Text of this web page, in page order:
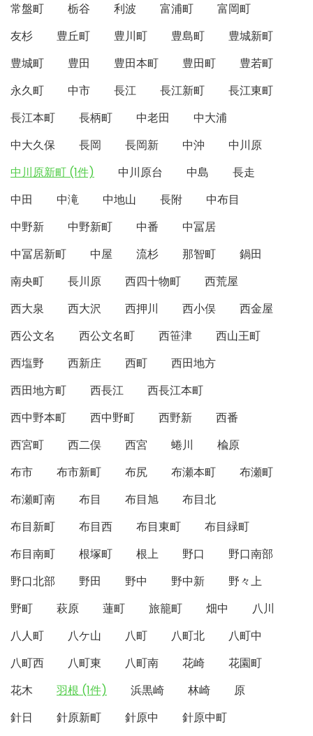
常盤町
栃谷 利波 富浦町
富岡町
友杉
豊丘町 豊川町 豊島町
豊城新町
豊城町
豊田 豊田本町 豊田町
豊若町
永久町
中市 長江 長江新町
長江東町
長江本町
長柄町 中老田
中大浦
中大久保
長岡 長岡新 中沖
中川原
中川原新町 (1件)
中川原台 中島
長走
中田
中滝 中地山 長附
中布目
中野新
中野新町 中番
中冨居
中冨居新町
中屋 流杉 那智町
鍋田
南央町
長川原 西四十物町
西荒屋
西大泉
西大沢 西押川 西小俣
西金屋
西公文名
西公文名町 西笹津
西山王町
西塩野
西新庄 西町
西田地方
西田地方町
西長江
西長江本町
西中野本町
西中野町 西野新
西番
西宮町
西二俣 西宮 蜷川
楡原
布市
布市新町 布尻 布瀬本町
布瀬町
布瀬町南
布目 布目旭
布目北
布目新町
布目西 布目東町
布目緑町
布目南町
根塚町 根上 野口
野口南部
野口北部
野田 野中 野中新
野々上
野町
萩原 蓮町 旅籠町 畑中
八川
八人町
八ケ山 八町 八町北
八町中
八町西
八町東 八町南 花崎
花園町
花木
羽根 (1件) 浜黒崎 林崎
原
針日
針原新町 針原中 針原中町